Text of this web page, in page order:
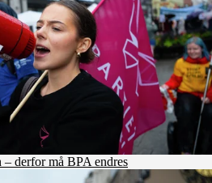
derfor må BPA endres